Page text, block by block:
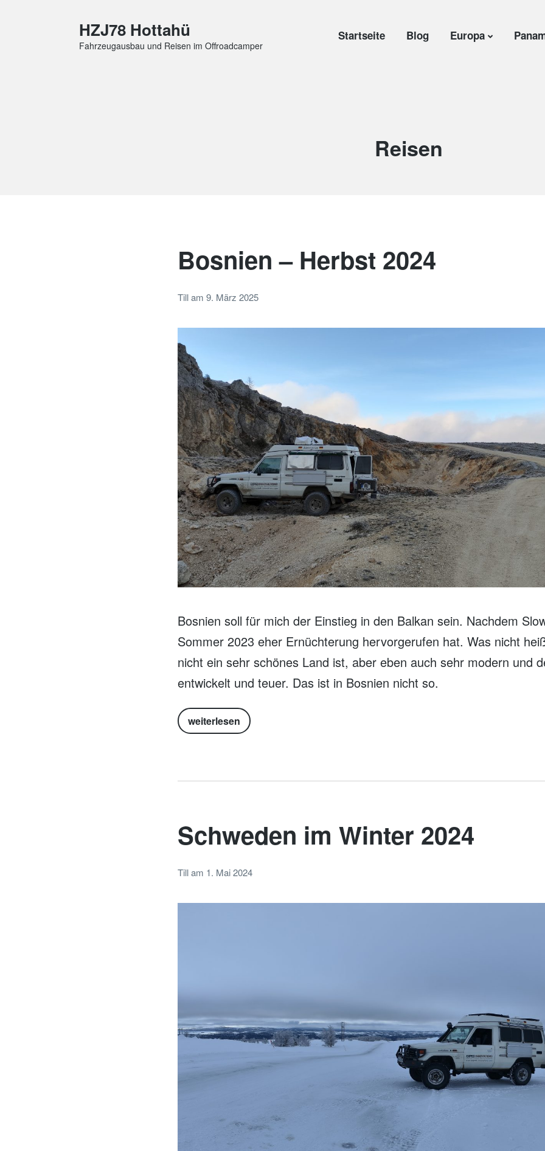
HZJ78 Hottahü
Fahrzeugausbau und Reisen im Offroadcamper
Startseite Blog Europa
Schlagwort:
Reisen
Bosnien – Herbst 2024
Tillam 9. März 2025
Bosnien soll für mich der Einstieg in den Balkan sein. Nachdem
Sommer 2023 eher Ernüchterung hervorgerufen hat. Was nicht
nicht ein sehr schönes Land ist, aber eben auch sehr modern und
entwickelt und teuer. Das ist in Bosnien nicht so.
weiterlesen
Schweden im Winter 2024
Tillam 1. Mai 2024